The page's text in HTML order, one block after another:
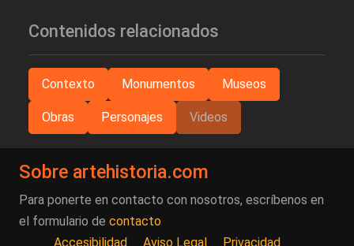
Contenidos relacionados
Contexto Monumentos Museos
Obras Personajes Videos
Sobre artehistoria.com
Para ponerte en contacto con nosotros, escríbenos en
el formulario de contacto
Accesibilidad
Aviso Legal Privacidad